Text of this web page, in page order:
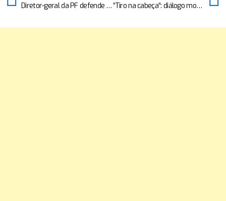
Diretor-geral da PF defende combate à “disseminação em massa de mentiras“ “Tiro na cabeça“: diálogo mostra plano de ataque contra Alexandre de Moraes, diz PF